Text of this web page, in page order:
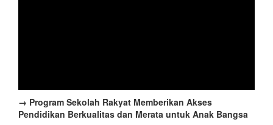
→ Program Sekolah Rakyat Memberikan Akses
Pendidikan Berkualitas dan Merata untuk Anak Bangsa